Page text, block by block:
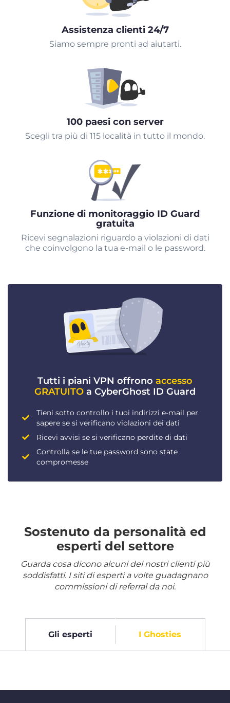
Assistenza clienti 24/7
Siamo sempre pronti ad aiutarti.
100 paesi con server
Scegli tra più di 115 località in tutto il mondo.
Funzione di monitoraggio ID Guard
gratuita
Ricevi segnalazioni riguardo a violazioni di dati
che coinvolgono la tua e-mail o le password.
Tutti i piani VPN offrono accesso
GRATUITO a CyberGhost ID Guard
Tieni sotto controllo i tuoi indirizzi e-mail per
sapere se si verificano violazioni dei dati
Ricevi avvisi se si verificano perdite di dati
Controlla se le tue password sono state
compromesse
Sostenuto da personalità ed
esperti del settore
Guarda cosa dicono alcuni dei nostri clienti più
soddisfatti. I siti di esperti a volte guadagnano
commissioni di referral da noi.
Gli esperti I Ghosties